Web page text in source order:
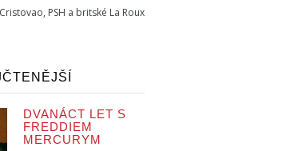
PSH a britské La Roux
DVANÁCT LET S
FREDDIEM
MERCURYM